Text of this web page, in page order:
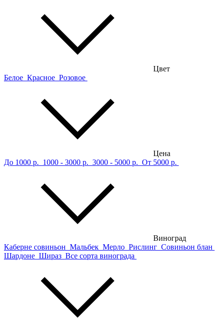
Цвет
Белое Красное Розовое
Цена
До 1000 р. 1000 - 3000 р. 3000 - 5000 р. От 5000 р.
Виноград
Каберне совиньон Мальбек Мерло Рислинг Совиньон блан
Шардоне Шираз Все сорта винограда